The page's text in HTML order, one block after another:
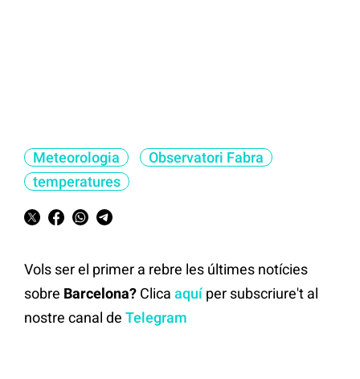
Meteorologia
Observatori Fabra
temperatures
Vols ser el primer a rebre les últimes notícies
sobre Barcelona? Clica aquíper subscriure't al
nostre canal de Telegram